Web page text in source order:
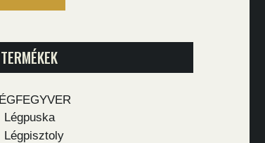
TERMÉKEK
Légpuska
Légpisztoly